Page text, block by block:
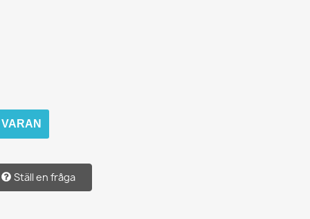
Ställ en fråga